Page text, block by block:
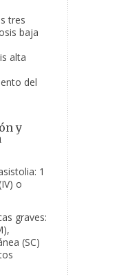
tres
baja
alta
del
y
1
o
graves:
(SC)